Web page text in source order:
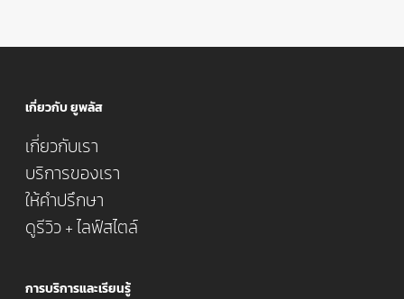
เกี่ยวกับ ยูพลัส
เกี่ยวกับเรา
บริการของเรา
ให้คำปรึกษา
ดูรีวิว + ไลฟ์สไตล์
การบริการและเรียนรู้